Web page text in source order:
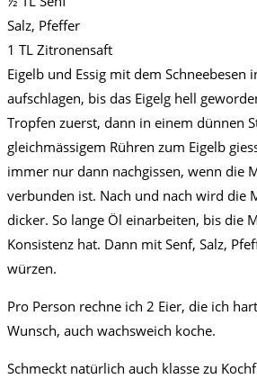
Salz, Pfeffer
1 TL Zitronensaft
Eigelb und Essig mit dem Schneebesen
aufschlagen, bis das Eigelg hell
Tropfen zuerst, dann in einem dünnen
gleichmässigem Rühren zum Eigelb
immer nur dann nachgissen, wenn die
verbunden ist. Nach und nach wird die
dicker. So lange Öl einarbeiten, bis die
Konsistenz hat. Dann mit Senf, Salz,
würzen.
Pro Person rechne ich 2 Eier, die ich
Wunsch, auch wachsweich koche.
Schmeckt natürlich auch klasse zu